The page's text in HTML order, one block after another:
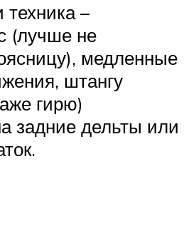
–
(лучше не
медленные
штангу
гирю)
задние дельты или